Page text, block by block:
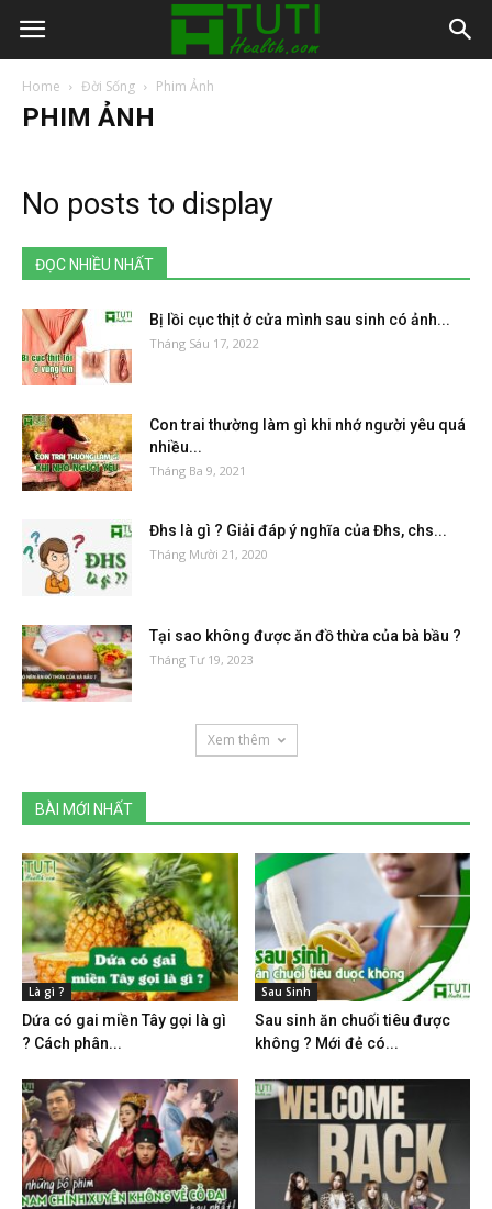
Home Đời Sống Phim Ảnh
PHIM ẢNH
No posts to display
ĐỌC NHIỀU NHẤT
Bị lồi cục thịt ở cửa mình sau sinh có ảnh...
Tháng Sáu 17, 2022
Con trai thường làm gì khi nhớ người yêu quá
nhiều...
Tháng Ba 9, 2021
Đhs là gì ? Giải đáp ý nghĩa của Đhs, chs...
Tháng Mười 21, 2020
Tại sao không được ăn đồ thừa của bà bầu ?
Tháng Tư 19, 2023
Xem thêm
BÀI MỚI NHẤT
Là gì ?
Dứa có gai miền Tây gọi là gì
? Cách phân...
Sau Sinh
Sau sinh ăn chuối tiêu được
không ? Mới đẻ có...